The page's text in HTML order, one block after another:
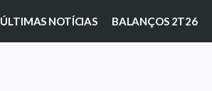
ÚLTIMAS NOTÍCIAS BALANÇOS 2T26